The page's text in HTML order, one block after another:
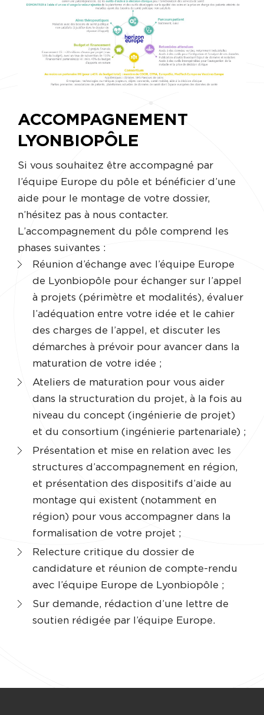
ACCOMPAGNEMENT
LYONBIOPÔLE
Si vous souhaitez être accompagné par
l’équipe Europe du pôle et bénéficier d’une
aide pour le montage de votre dossier,
n’hésitez pas à nous contacter.
L’accompagnement du pôle comprend les
phases suivantes :
Réunion d’échange avec l’équipe Europe
de Lyonbiopôle pour échanger sur l’appel
à projets (périmètre et modalités), évaluer
l’adéquation entre votre idée et le cahier
des charges de l’appel, et discuter les
démarches à prévoir pour avancer dans la
maturation de votre idée ;
Ateliers de maturation pour vous aider
dans la structuration du projet, à la fois au
niveau du concept (ingénierie de projet)
et du consortium (ingénierie partenariale) ;
Présentation et mise en relation avec les
structures d’accompagnement en région,
et présentation des dispositifs d’aide au
montage qui existent (notamment en
région) pour vous accompagner dans la
formalisation de votre projet ;
Relecture critique du dossier de
candidature et réunion de compte-rendu
avec l’équipe Europe de Lyonbiopôle ;
Sur demande, rédaction d’une lettre de
soutien rédigée par l’équipe Europe.